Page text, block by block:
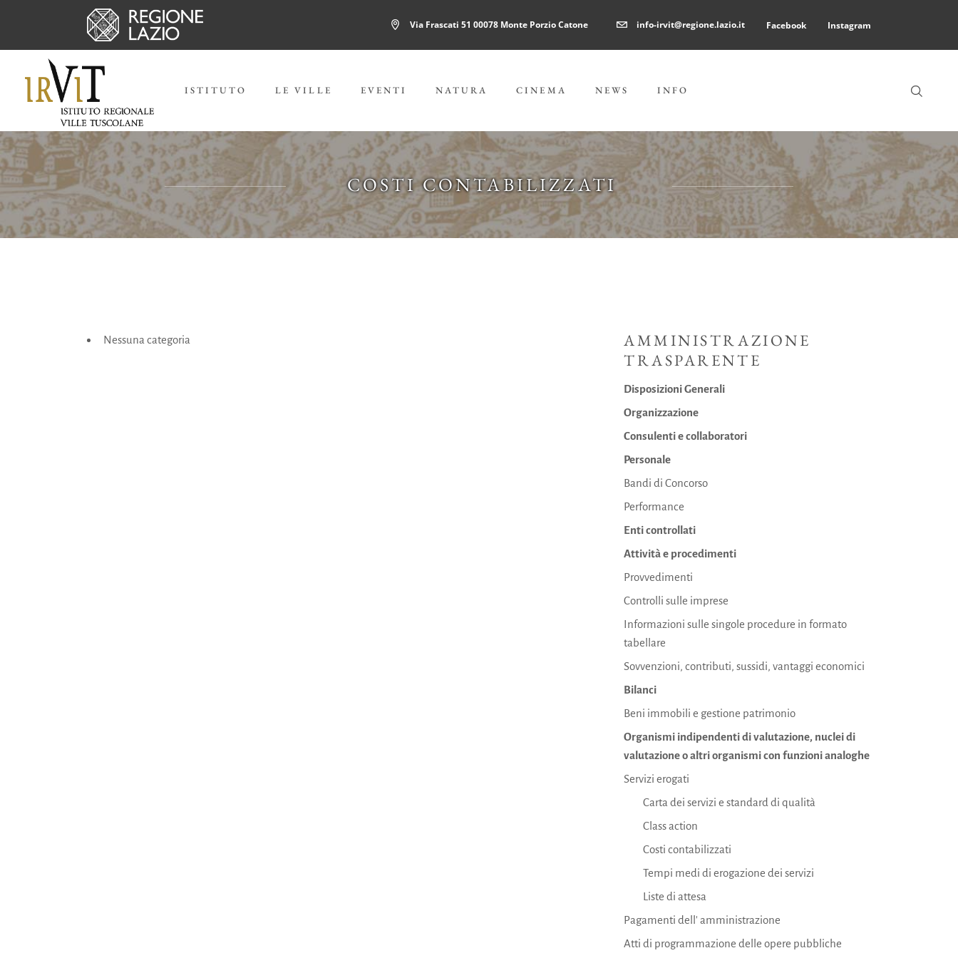
Via Frascati 51 00078 Monte Porzio Catone info-irvit@regione.lazio.it Facebook Instagram
ISTITUTO LE VILLE EVENTI NATURA CINEMA NEWS INFO
COSTI CONTABILIZZATI
Nessuna categoria
AMMINISTRAZIONE
TRASPARENTE
Disposizioni Generali
Organizzazione
Consulenti e collaboratori
Personale
Bandi di Concorso
Performance
Enti controllati
Attività e procedimenti
Provvedimenti
Controlli sulle imprese
Informazioni sulle singole procedure in formato
tabellare
Sovvenzioni, contributi, sussidi, vantaggi economici
Bilanci
Beni immobili e gestione patrimonio
Organismi indipendenti di valutazione, nuclei di
valutazione o altri organismi con funzioni analoghe
Servizi erogati
Carta dei servizi e standard di qualità
Class action
Costi contabilizzati
Tempi medi di erogazione dei servizi
Liste di attesa
Pagamenti dell' amministrazione
Atti di programmazione delle opere pubbliche